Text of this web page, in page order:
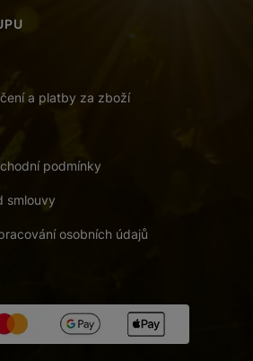
a platby za zboží
podmínky
smlouvy
osobních údajů